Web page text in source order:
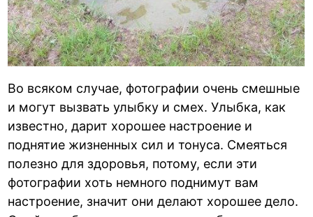
Во всяком случае, фотографии очень смешные
и могут вызвать улыбку и смех. Улыбка, как
известно, дарит хорошее настроение и
поднятие жизненных сил и тонуса. Смеяться
полезно для здоровья, потому, если эти
фотографии хоть немного поднимут вам
настроение, значит они делают хорошее дело.